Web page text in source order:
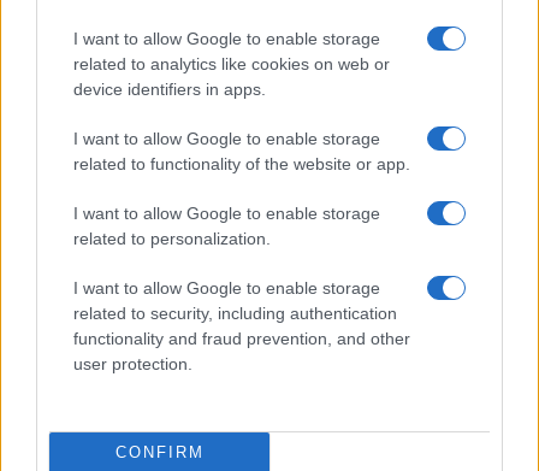
I want to allow Google to enable storage
related to analytics like cookies on web or
device identifiers in apps.
I want to allow Google to enable storage
related to functionality of the website or app.
I want to allow Google to enable storage
related to personalization.
I want to allow Google to enable storage
related to security, including authentication
functionality and fraud prevention, and other
user protection.
CONFIRM
9 Agosto 2026, 8:52
3.4k
Leggere sempreFederico Rampiniper capire
il livello di miseria umana dei giovani occidentali